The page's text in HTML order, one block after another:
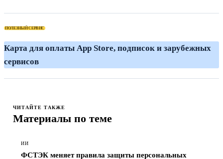
ПОЛЕЗНЫЙ СЕРВИС
К
Материалы по теме
ФСТЭК меняет правила защиты персональных
данных: что это значит для ИИ и бизнеса